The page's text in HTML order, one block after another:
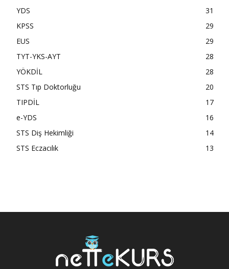
YDS
31
KPSS
29
EUS
29
TYT-YKS-AYT
28
YÖKDİL
28
STS Tıp Doktorluğu
20
TIPDİL
17
e-YDS
16
STS Diş Hekimliği
14
STS Eczacılık
13